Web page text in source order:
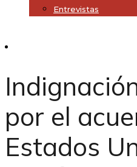
Entrevistas
por el
Estados